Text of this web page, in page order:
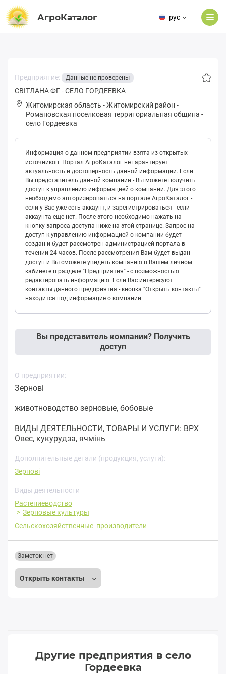
АгроКаталог рус
Предприятие: Данные не проверены
СВІТЛАНА ФГ - СЕЛО ГОРДЕЕВКА
Житомирская область -Житомирский район -
Рoмaновская поселковая территориальная община -
село Гордеевка
Информация о данном предприятии взята из открытых
источников. Портал АгроКаталог не гарантирует
актуальность и достоверность данной информации. Если
Вы представитель данной компании - Вы можете получить
доступ к управлению информацией о компании. Для этого
необходимо авторизироваться на портале АгроКаталог -
если у Вас уже есть аккаунт, и зарегистрироваться - если
аккаунта еще нет. После этого необходимо нажать на
кнопку запроса доступа ниже на этой странице. Запрос на
доступ к управлению информацией о компании будет
создан и будет рассмотрен администрацией портала в
течении 24 часов. После рассмотрения Вам будет выдан
доступ и Вы сможете увидеть компанию в Вашем личном
кабинете в разделе "Предприятия" - с возможностью
редактировать информацию. Если Вас интересуют
контакты данного предприятия - кнопка "Открыть контакты"
находится под информацие о компании.
Вы представитель компании? Получить
доступ
О предприятии:
Зернові
животноводство зерновые, бобовые
ВИДЫ ДЕЯТЕЛЬНОСТИ, ТОВАРЫ И УСЛУГИ: ВРХ
Овес, кукурудза, ячмінь
Дополнительные детали (продукция, услуги):
Зернові
Виды деятельности
Растениеводство
Зерновые культуры
Сельскохозяйственные производители
Открыть контакты
Заметок нет
Другие предприятия в село
Гордеевка